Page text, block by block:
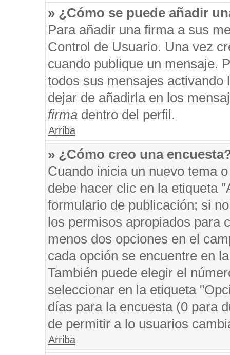
» ¿Cómo se puede añadir
Para añadir una firma a sus
Control de Usuario. Una vez
cuando publique un mensaje.
todos sus mensajes
dejar de añadirla en los
firmadentro del perfil.
Arriba
» ¿Cómo creo una
Cuando inicia un nuevo tema
debe hacer clic en la etiqueta
formulario de publicación; si
los permisos apropiados para
menos dos opciones en el
cada opción se encuentre en
También puede elegir el
seleccionar en la etiqueta
días para la encuesta (0 para
de permitir a lo usuarios
Arriba